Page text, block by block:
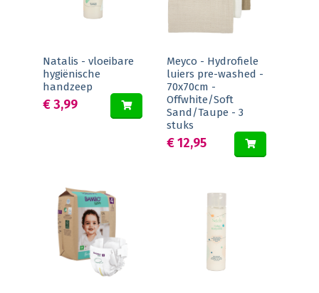
Natalis - vloeibare
hygiënische
handzeep
€ 3,99
Meyco - Hydrofiele
luiers pre-washed -
70x70cm -
Offwhite/Soft
Sand/Taupe - 3
stuks
€ 12,95